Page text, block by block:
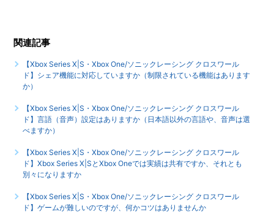
【Xbox Series X|S・Xbox One/ソニックレーシング クロス
ワールド】ゲームが難しいのですが、何かコツはありません
か
関連記事
【Xbox Series X|S・Xbox One/ソニックレーシング クロスワール
ド】シェア機能に対応していますか（制限されている機能はあります
か）
【Xbox Series X|S・Xbox One/ソニックレーシング クロスワール
ド】言語（音声）設定はありますか（日本語以外の言語や、音声は選
べますか）
【Xbox Series X|S・Xbox One/ソニックレーシング クロスワール
ド】Xbox Series X|SとXbox Oneでは実績は共有ですか、それとも
別々になりますか
【Xbox Series X|S・Xbox One/ソニックレーシング クロスワール
ド】ゲームが難しいのですが、何かコツはありませんか